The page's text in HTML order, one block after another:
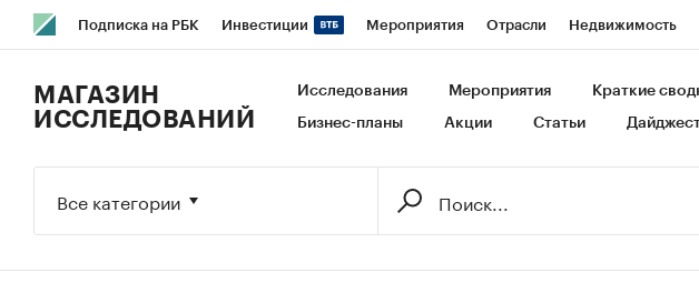
Подписка на РБК Инвестиции Мероприятия Отрасли Недвижимость
Исследования Кредитные рейтинги Франшизы Газета Спецпроекты СПб
МАГАЗИН
ИССЛЕДОВАНИЙ
Исследования Мероприятия Краткие
Бизнес-планы Акции Статьи
Все категории